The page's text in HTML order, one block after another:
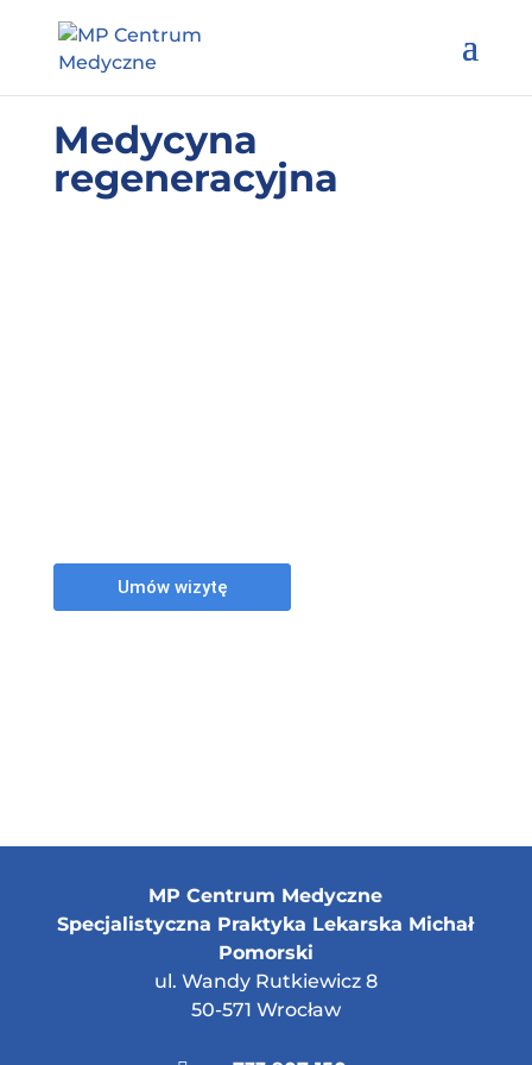
Medycyna
regeneracyjna
MP Centrum Medyczne
Specjalistyczna Praktyka Lekarska Michał
Pomorski
ul. Wandy Rutkiewicz 8
50-571 Wrocław